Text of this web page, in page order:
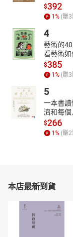
$392
1% (賺3
4
藝術的
看藝術如
$385
1% (賺3
5
一本書
濟和每個
$266
1% (賺2
本店最新到貨